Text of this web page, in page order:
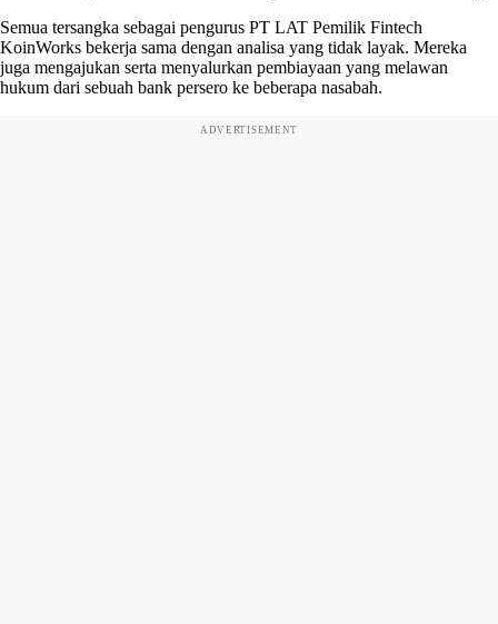
Semua tersangka sebagai pengurus PT LAT Pemilik Fintech
KoinWorks bekerja sama dengan analisa yang tidak layak. Mereka
juga mengajukan serta menyalurkan pembiayaan yang melawan
hukum dari sebuah bank persero ke beberapa nasabah.
ADVERTISEMENT